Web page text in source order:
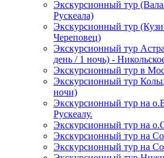
Экскурсионный тур
Рускеала)
Экскурсионный тур
Череповец)
Экскурсионный тур
день / 1 ночь) -
Экскурсионный тур в
Экскурсионный тур
ночи)
Экскурсионный тур на
Рускеалу.
Экскурсионный тур на
Экскурсионный тур на
Экскурсионный тур на